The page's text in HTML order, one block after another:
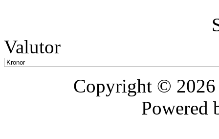
Valutor
Copyright ©
Powered